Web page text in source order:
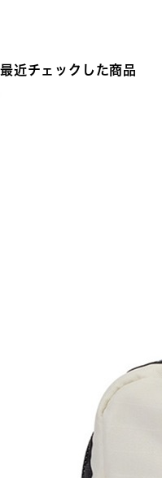
最近チェックした商品